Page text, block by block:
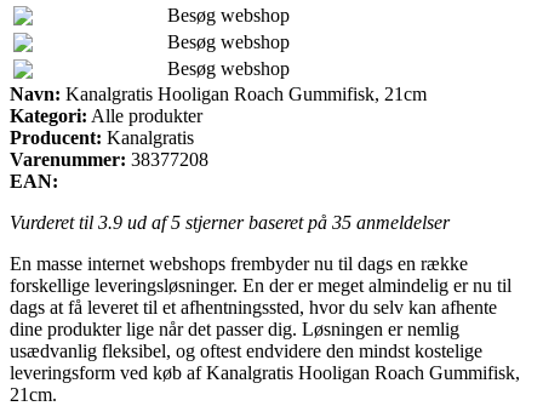
Besøg webshop
Besøg webshop
Besøg webshop
Navn: Kanalgratis Hooligan Roach Gummifisk, 21cm
Kategori: Alle produkter
Producent: Kanalgratis
Varenummer: 38377208
EAN:
Vurderet til 3.9 ud af 5 stjerner baseret på 35 anmeldelser
En masse internet webshops frembyder nu til dags en række
forskellige leveringsløsninger. En der er meget almindelig er nu til
dags at få leveret til et afhentningssted, hvor du selv kan afhente
dine produkter lige når det passer dig. Løsningen er nemlig
usædvanlig fleksibel, og oftest endvidere den mindst kostelige
leveringsform ved køb af Kanalgratis Hooligan Roach Gummifisk,
21cm.